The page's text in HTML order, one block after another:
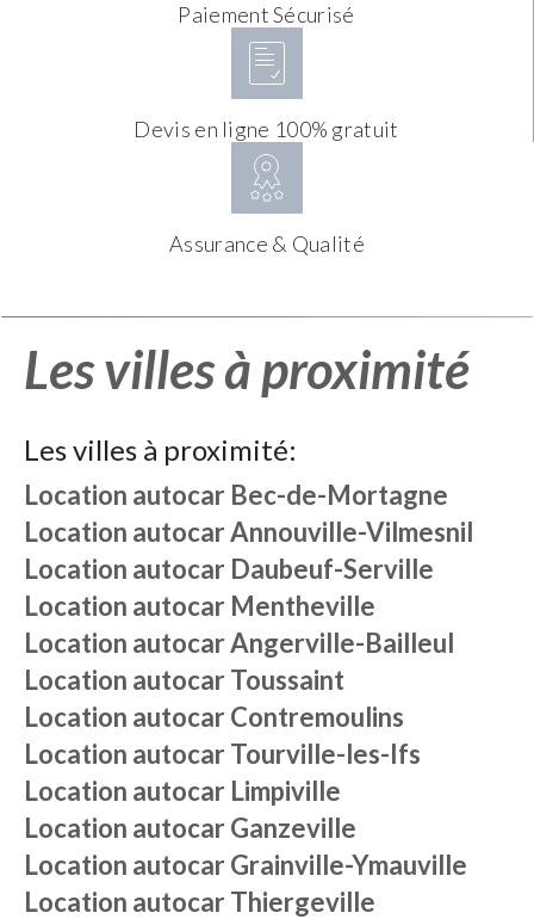
Paiement Sécurisé
Devis en ligne 100% gratuit
Assurance & Qualité
Les villes à proximité
Les villes à proximité:
Location autocar Bec-de-Mortagne
Location autocarAnnouville-Vilmesnil
Location autocar Daubeuf-Serville
Location autocar Mentheville
Location autocarAngerville-Bailleul
Location autocarToussaint
Location autocarContremoulins
Location autocarTourville-les-Ifs
Location autocar Limpiville
Location autocarGanzeville
Location autocarGrainville-Ymauville
Location autocarThiergeville